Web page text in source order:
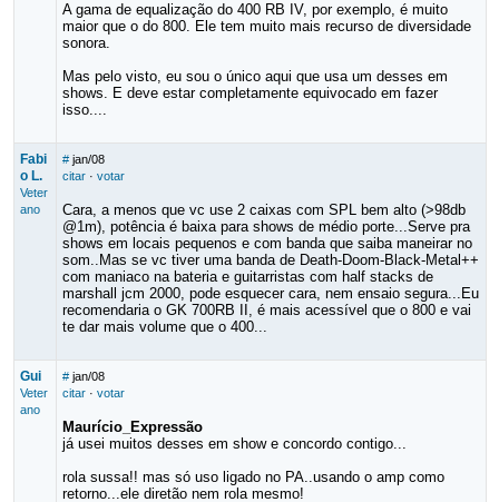
A gama de equalização do 400 RB IV, por exemplo, é muito
maior que o do 800. Ele tem muito mais recurso de diversidade
sonora.
Mas pelo visto, eu sou o único aqui que usa um desses em
shows. E deve estar completamente equivocado em fazer
isso....
Fabi
o L.
Veter
ano
# jan/08
citar· votar
Cara, a menos que vc use 2 caixas com SPL bem alto (>98db
@1m), potência é baixa para shows de médio porte...Serve pra
shows em locais pequenos e com banda que saiba maneirar no
som..Mas se vc tiver uma banda de Death-Doom-Black-Metal++
com maniaco na bateria e guitarristas com half stacks de
marshall jcm 2000, pode esquecer cara, nem ensaio segura...Eu
recomendaria o GK 700RB II, é mais acessível que o 800 e vai
te dar mais volume que o 400...
Gui
Veter
ano
# jan/08
citar· votar
Maurício_Expressão
já usei muitos desses em show e concordo contigo...
rola sussa!! mas só uso ligado no PA..usando o amp como
retorno...ele diretão nem rola mesmo!